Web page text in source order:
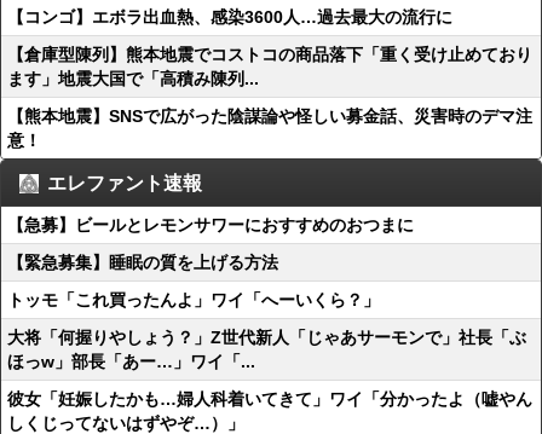
【コンゴ】エボラ出血熱、感染3600人…過去最大の流行に
【倉庫型陳列】熊本地震でコストコの商品落下「重く受け止めており
ます」地震大国で「高積み陳列...
【熊本地震】SNSで広がった陰謀論や怪しい募金話、災害時のデマ注
意！
エレファント速報
【急募】ビールとレモンサワーにおすすめのおつまに
【緊急募集】睡眠の質を上げる方法
トッモ「これ買ったんよ」ワイ「へーいくら？」
大将「何握りやしょう？」Z世代新人「じゃあサーモンで」社長「ぶ
ほっw」部長「あー…」ワイ「...
彼女「妊娠したかも…婦人科着いてきて」ワイ「分かったよ（嘘やん
しくじってないはずやぞ…）」